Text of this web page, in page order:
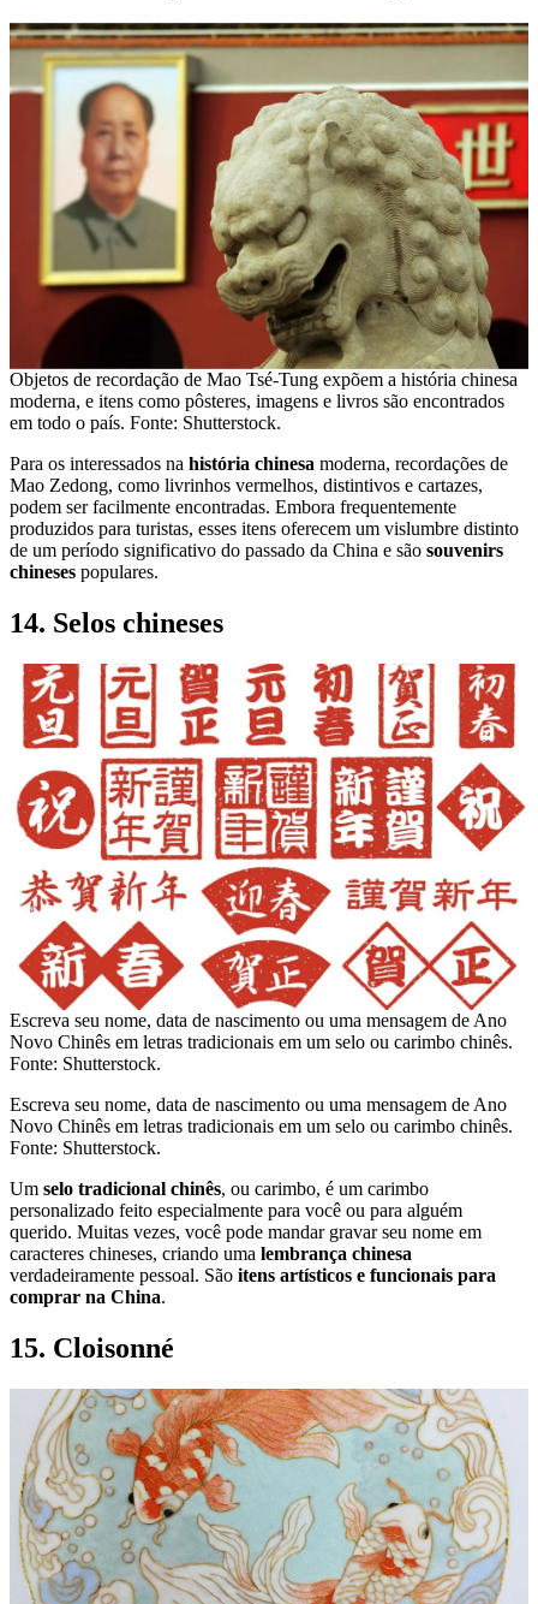
Objetos de recordação de Mao Tsé-Tung expõem a história chinesa
moderna, e itens como pôsteres, imagens e livros são encontrados
em todo o país. Fonte: Shutterstock.
Para os interessados ​​na história chinesa moderna, recordações de
Mao Zedong, como livrinhos vermelhos, distintivos e cartazes,
podem ser facilmente encontradas. Embora frequentemente
produzidos para turistas, esses itens oferecem um vislumbre distinto
de um período significativo do passado da China e são souvenirs
chineses populares.
14. Selos chineses
Escreva seu nome, data de nascimento ou uma mensagem de Ano
Novo Chinês em letras tradicionais em um selo ou carimbo chinês.
Fonte: Shutterstock.
Escreva seu nome, data de nascimento ou uma mensagem de Ano
Novo Chinês em letras tradicionais em um selo ou carimbo chinês.
Fonte: Shutterstock.
Um selo tradicional chinês, ou carimbo, é um carimbo
personalizado feito especialmente para você ou para alguém
querido. Muitas vezes, você pode mandar gravar seu nome em
caracteres chineses, criando uma lembrança chinesa
verdadeiramente pessoal. São itens artísticos e funcionais para
comprar na China.
15. Cloisonné